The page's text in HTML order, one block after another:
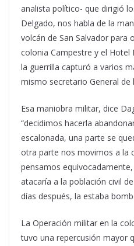
analista político- que dirigió
Delgado, nos habla de la
volcán de San Salvador para
colonia Campestre y el Hotel
la guerrilla capturó a varios
mismo secretario General de
Esa maniobra militar, dice
“decidimos hacerla
escalonada, una parte se
otra parte nos movimos a la
pensamos
atacaría a la población civil
días después, la estaba
La Operación militar en la
tuvo una repercusión mayor